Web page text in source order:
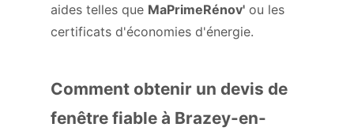
aides telles que MaPrimeRénov' ou les
certificats d'économies d'énergie.
Comment obtenir un devis de
fenêtre fiable à Brazey-en-